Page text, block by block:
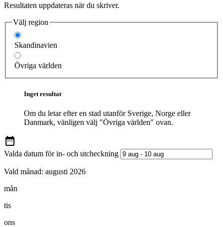
Resultaten uppdateras när du skriver.
Välj region
Skandinavien
Övriga världen
Inget resultat
Om du letar efter en stad utanför Sverige, Norge eller
Danmark, vänligen välj "Övriga världen" ovan.
Valda datum för in- och utcheckning
Vald månad: augusti 2026
mån
tis
ons